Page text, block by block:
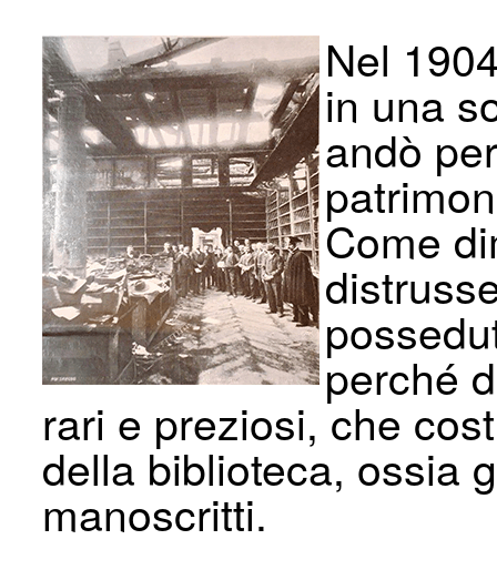
Nel
in una
andò
Come
perché
rari e preziosi, che
della biblioteca, ossia
manoscritti.